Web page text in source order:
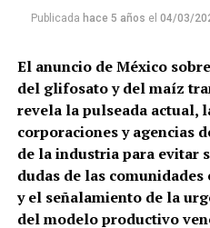
Publicada hace 5 años el 04/03/
El anuncio de México
del glifosato y del maíz
revela la pulseada actual,
corporaciones y agencias
de la industria para evitar
dudas de las
y el señalamiento de la
del modelo productivo